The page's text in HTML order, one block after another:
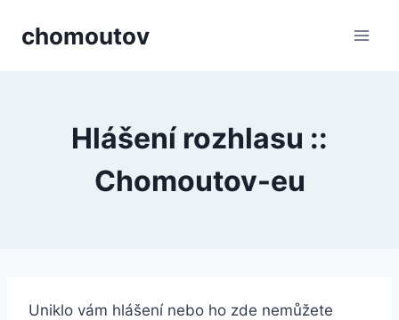
chomoutov
Hlášení rozhlasu ::
Chomoutov-eu
Uniklo vám hlášení nebo ho zde nemůžete